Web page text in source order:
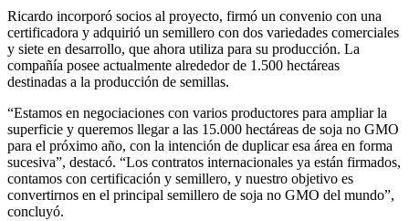
Ricardo incorporó socios al proyecto, firmó un convenio con una
certificadora y adquirió un semillero con dos variedades comerciales
y siete en desarrollo, que ahora utiliza para su producción. La
compañía posee actualmente alrededor de 1.500 hectáreas
destinadas a la producción de semillas.
“Estamos en negociaciones con varios productores para ampliar la
superficie y queremos llegar a las 15.000 hectáreas de soja no GMO
para el próximo año, con la intención de duplicar esa área en forma
sucesiva”, destacó. “Los contratos internacionales ya están firmados,
contamos con certificación y semillero, y nuestro objetivo es
convertirnos en el principal semillero de soja no GMO del mundo”,
concluyó.